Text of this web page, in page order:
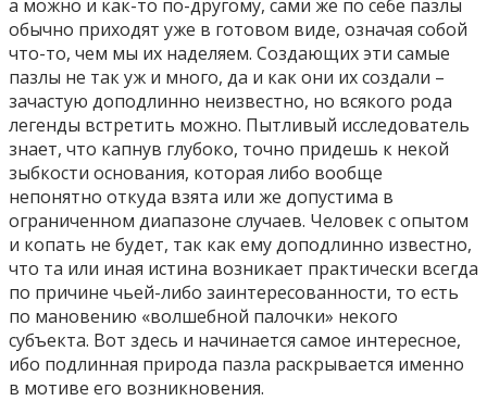
а можно и как-то по-другому, сами же по себе пазлы
обычно приходят уже в готовом виде, означая собой
что-то, чем мы их наделяем. Создающих эти самые
пазлы не так уж и много, да и как они их создали –
зачастую доподлинно неизвестно, но всякого рода
легенды встретить можно. Пытливый исследователь
знает, что капнув глубоко, точно придешь к некой
зыбкости основания, которая либо вообще
непонятно откуда взята или же допустима в
ограниченном диапазоне случаев. Человек с опытом
и копать не будет, так как ему доподлинно известно,
что та или иная истина возникает практически всегда
по причине чьей-либо заинтересованности, то есть
по мановению «волшебной палочки» некого
субъекта. Вот здесь и начинается самое интересное,
ибо подлинная природа пазла раскрывается именно
в мотиве его возникновения.